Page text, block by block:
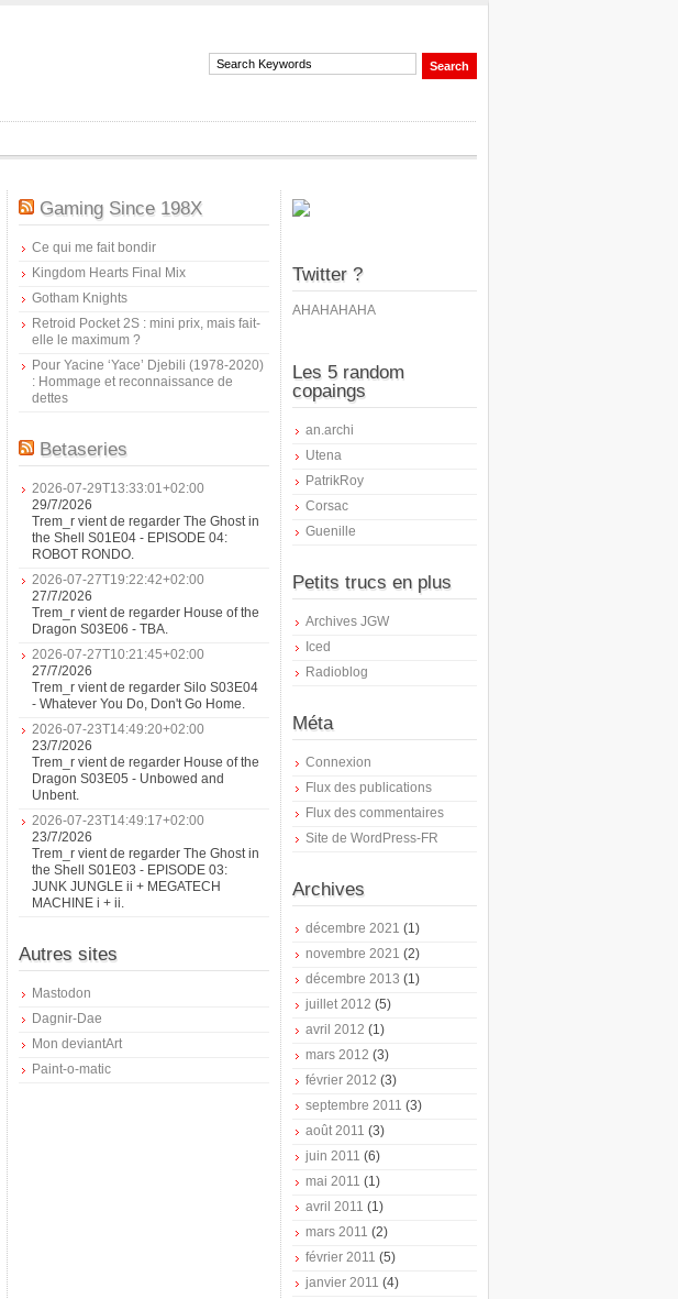
Gaming Since 198X
Ce qui me fait bondir
Kingdom Hearts Final Mix
Gotham Knights
Retroid Pocket 2S : mini prix, mais fait-
elle le maximum ?
Pour Yacine ‘Yace’ Djebili (1978-2020)
: Hommage et reconnaissance de
dettes
Betaseries
2026-07-29T13:33:01+02:00
29/7/2026
Trem_r vient de regarder The Ghost in
the Shell S01E04 - EPISODE 04:
ROBOT RONDO.
2026-07-27T19:22:42+02:00
27/7/2026
Trem_r vient de regarder House of the
Dragon S03E06 - TBA.
2026-07-27T10:21:45+02:00
27/7/2026
Trem_r vient de regarder Silo S03E04
- Whatever You Do, Don't Go Home.
2026-07-23T14:49:20+02:00
23/7/2026
Trem_r vient de regarder House of the
Dragon S03E05 - Unbowed and
Unbent.
2026-07-23T14:49:17+02:00
23/7/2026
Trem_r vient de regarder The Ghost in
the Shell S01E03 - EPISODE 03:
JUNK JUNGLE ii + MEGATECH
MACHINE i + ii.
Autres sites
Mastodon
Dagnir-Dae
Mon deviantArt
Paint-o-matic
Twitter ?
AHAHAHAHA
Les 5 random
copaings
an.archi
Utena
PatrikRoy
Corsac
Guenille
Petits trucs en plus
Archives JGW
Iced
Radioblog
Méta
Connexion
Flux des publications
Flux des commentaires
Site de WordPress-FR
Archives
décembre 2021 (1)
novembre 2021 (2)
décembre 2013 (1)
juillet 2012 (5)
avril 2012 (1)
mars 2012 (3)
février 2012 (3)
septembre 2011 (3)
août 2011 (3)
juin 2011 (6)
mai 2011 (1)
avril 2011 (1)
mars 2011 (2)
février 2011 (5)
janvier 2011 (4)